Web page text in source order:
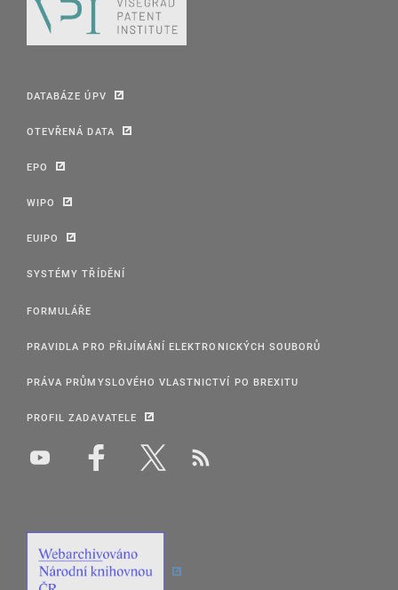
DATABÁZE ÚPV
OTEVŘENÁ DATA
EPO
WIPO
EUIPO
SYSTÉMY TŘÍDĚNÍ
FORMULÁŘE
PRAVIDLA PRO PŘIJÍMÁNÍ ELEKTRONICKÝCH SOUBORŮ
PRÁVA PRŮMYSLOVÉHO VLASTNICTVÍ PO BREXITU
PROFIL ZADAVATELE